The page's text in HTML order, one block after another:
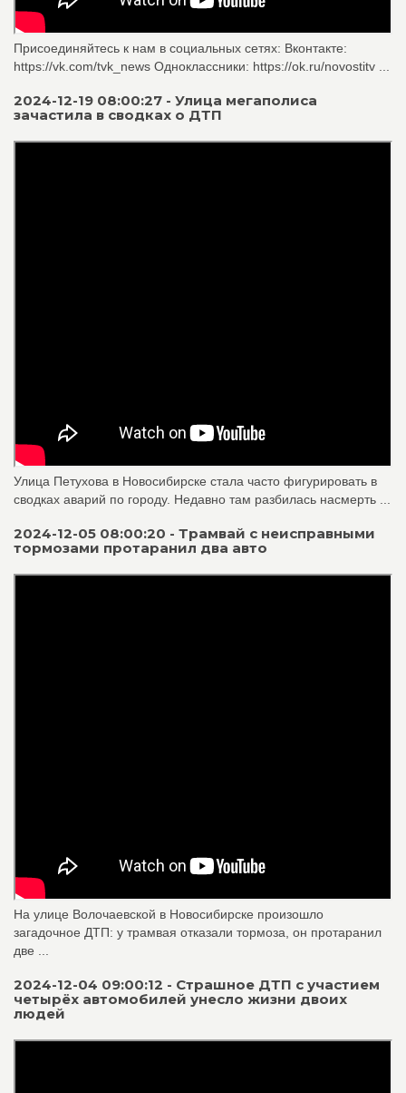
Присоединяйтесь к нам в социальных сетях: Вконтакте:
https://vk.com/tvk_news Одноклассники: https://ok.ru/novostitv ...
2024-12-19 08:00:27 - Улица мегаполиса
зачастила в сводках о ДТП
Улица Петухова в Новосибирске стала часто фигурировать в
сводках аварий по городу. Недавно там разбилась насмерть ...
2024-12-05 08:00:20 - Трамвай с неисправными
тормозами протаранил два авто
На улице Волочаевской в Новосибирске произошло
загадочное ДТП: у трамвая отказали тормоза, он протаранил
две ...
2024-12-04 09:00:12 - Страшное ДТП с участием
четырёх автомобилей унесло жизни двоих
людей